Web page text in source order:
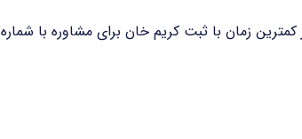
کریم خان برای مشاوره با شماره ۸۷۱۴۶ تماس حاصل فرمایید.